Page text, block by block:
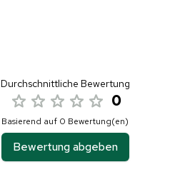
Durchschnittliche Bewertung
0
Basierend auf 0 Bewertung(en)
Bewertung abgeben